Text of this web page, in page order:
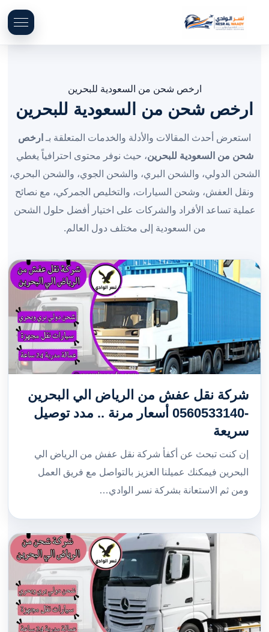
ارخص شحن من السعودية للبحرين
ارخص شحن من السعودية للبحرين
استعرض أحدث المقالات والأدلة والخدمات المتعلقة بـ ارخص
شحن من السعودية للبحرين، حيث نوفر محتوى احترافياً يغطي
الشحن الدولي، والشحن البري، والشحن الجوي، والشحن البحري،
ونقل العفش، وشحن السيارات، والتخليص الجمركي، مع نصائح
عملية تساعد الأفراد والشركات على اختيار أفضل حلول الشحن
من السعودية إلى مختلف دول العالم.
شركة نقل عفش من الرياض الي البحرين
-0560533140 أسعار مرنة .. مدد توصيل
سريعة
إن كنت تبحث عن أكفأ شركة نقل عفش من الرياض الي
البحرين فيمكنك عميلنا العزيز بالتواصل مع فريق العمل
ومن ثم الاستعانة بشركة نسر الوادي…